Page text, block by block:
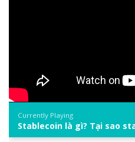
Currently Playing